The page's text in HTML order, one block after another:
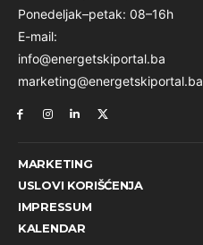
Ponedeljak–petak: 08–16h
E-mail:
info@energetskiportal.ba
marketing@energetskiportal.ba
MARKETING
USLOVI KORIŠĆENJA
IMPRESSUM
KALENDAR